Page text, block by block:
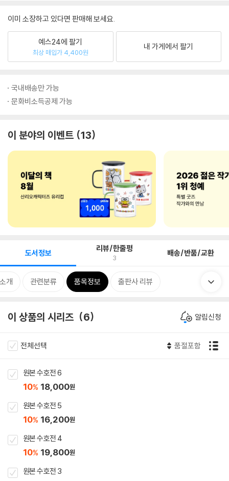
이미 소장하고 있다면 판매해 보세요.
예스24에 팔기
최상 매입가 4,400원
내 가게에서 팔기
국내배송만 가능
문화비소득공제 가능
이 분야의 이벤트 13
도서정보 리뷰/한줄평
3 배송/반품/교환
개 관련분류 품목정보 출판사 리뷰
이 상품의 시리즈 6 알림신청
전체선택 품절포함
원본 수호전 6
10% 18,000원
원본 수호전 5
10% 16,200원
원본 수호전 4
10% 19,800원
원본 수호전 3